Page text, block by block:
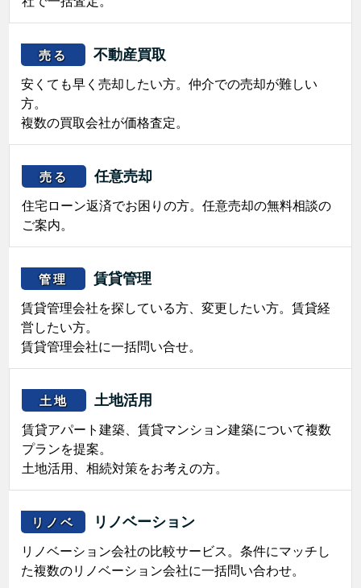
売る 不動産買取
安くても早く売却したい方。仲介での売却が難しい
方。
複数の買取会社が価格査定。
売る 任意売却
住宅ローン返済でお困りの方。任意売却の無料相談の
ご案内。
管理 賃貸管理
賃貸管理会社を探している方、変更したい方。賃貸経
営したい方。
賃貸管理会社に一括問い合せ。
土地 土地活用
賃貸アパート建築、賃貸マンション建築について複数
プランを提案。
土地活用、相続対策をお考えの方。
リノベ リノベーション
リノベーション会社の比較サービス。条件にマッチし
た複数のリノベーション会社に一括問い合わせ。